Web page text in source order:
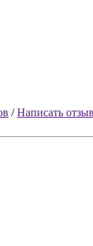
/Написать отзыв